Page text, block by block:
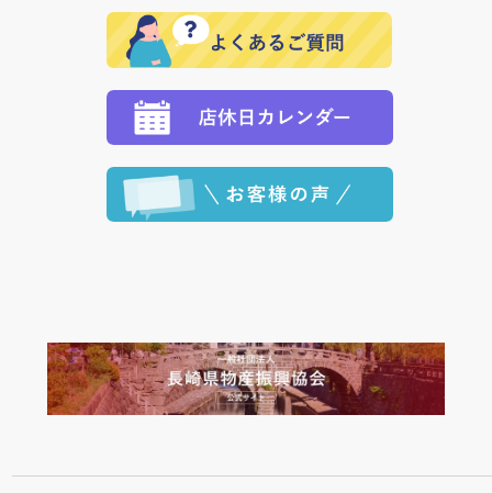
願いいたします。
※「クレジットカード」「PayPay」「楽天ペイ」を指
定された場合は、準備出来次第の便にてお送りいたし
ます。 （到着日指定をされている場合は、ご指定の日
程に合わせてお届けいたします。）